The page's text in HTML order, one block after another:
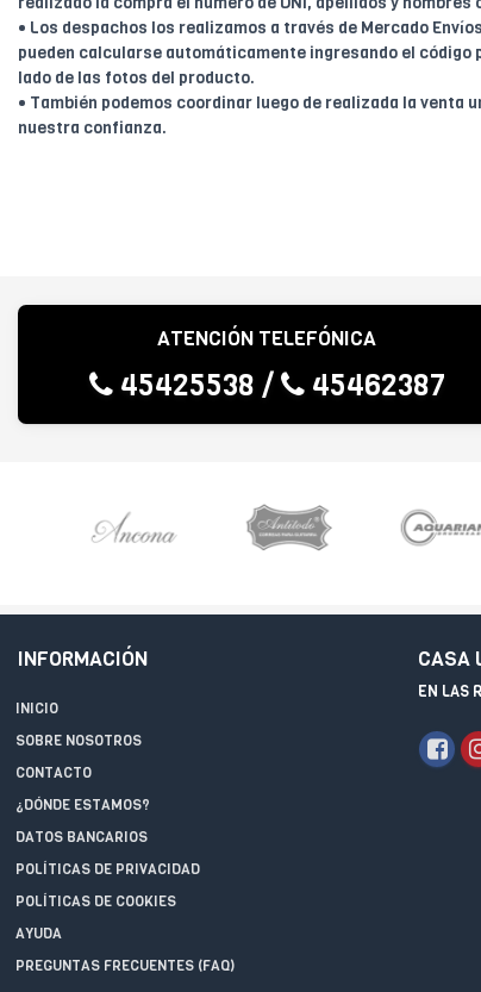
• Los despachos los realizamos a través de Mercado
pueden calcularse automáticamente ingresando el código
lado de las fotos del producto.
• También podemos coordinar luego de realizada la venta
nuestra confianza.
ATENCIÓN TELEFÓNICA
45425538 / 45462387
INFORMACIÓN
INICIO
SOBRE NOSOTROS
CONTACTO
¿DÓNDE ESTAMOS?
DATOS BANCARIOS
POLÍTICAS DE PRIVACIDAD
POLÍTICAS DE COOKIES
AYUDA
PREGUNTAS FRECUENTES (FAQ)
CASA
EN LAS